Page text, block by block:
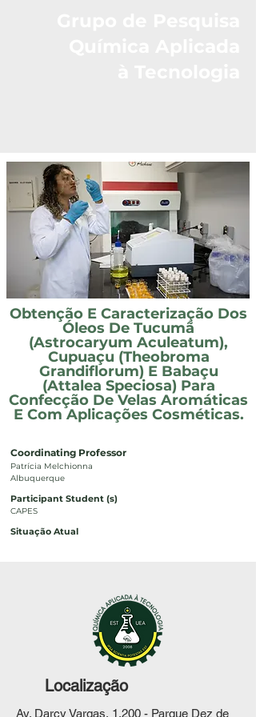
Obtenção E Caracterização Dos
Óleos De Tucumã
(Astrocaryum Aculeatum),
Cupuaçu (Theobroma
Grandiflorum) E Babaçu
(Attalea Speciosa) Para
Confecção De Velas Aromáticas
E Com Aplicações Cosméticas.
Coordinating Professor
Patrícia Melchionna
Albuquerque
Participant Student (s)
CAPES
Situação Atual
Localização
Av. Darcy Vargas, 1.200 - Parque Dez de